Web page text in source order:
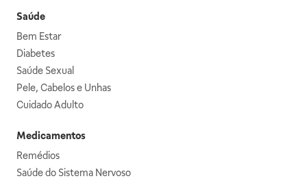
Saúde
Bem Estar
Diabetes
Saúde Sexual
Pele, Cabelos e Unhas
Cuidado Adulto
Medicamentos
Remédios
Saúde do Sistema Nervoso